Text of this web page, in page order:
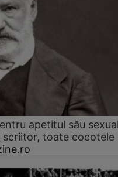
apetitul său
scriitor, toate cocotele